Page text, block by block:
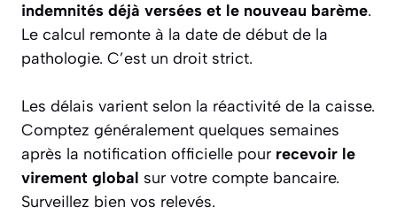
indemnités déjà versées et le nouveau barème.
Le calcul remonte à la date de début de la
pathologie. C’est un droit strict.
Les délais varient selon la réactivité de la caisse.
Comptez généralement quelques semaines
après la notification officielle pour recevoir le
virement global sur votre compte bancaire.
Surveillez bien vos relevés.